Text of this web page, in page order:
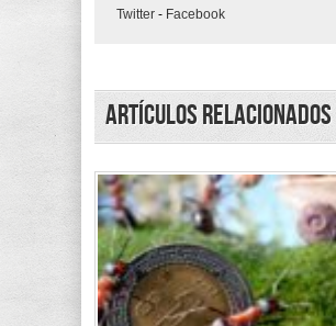
Twitter - Facebook
Artículos Relacionados